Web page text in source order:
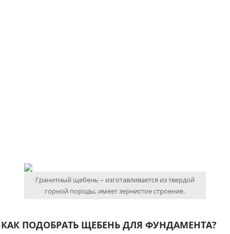
Гранитный щебень – изготавливается из твердой
горной породы, имеет зернистое строение.
КАК ПОДОБРАТЬ ЩЕБЕНЬ ДЛЯ ФУНДАМЕНТА?